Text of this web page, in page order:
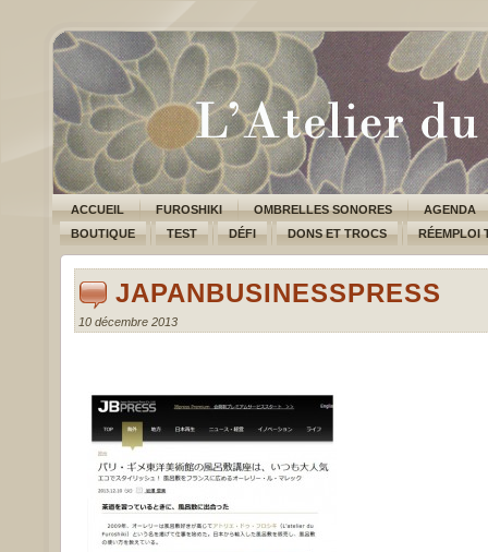
ACCUEIL FUROSHIKI OMBRELLES SONORES
AGENDA
BOUTIQUE
TEST DÉFI DONS ET TROCS RÉEMPLOI
JAPANBUSINESSPRESS
10 décembre 2013